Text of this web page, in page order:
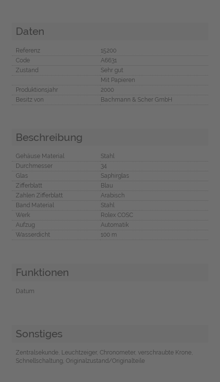
Daten
Referenz
15200
Code
A6631
Zustand
Sehr gut
Mit Papieren
Produktionsjahr
2000
Besitz von
Bachmann & Scher GmbH
Beschreibung
Gehäuse Material
Stahl
Durchmesser
34
Glas
Saphirglas
Zifferblatt
Blau
Zahlen Zifferblatt
Arabisch
Band Material
Stahl
Werk
Rolex COSC
Aufzug
Automatik
Wasserdicht
100 m
Funktionen
Datum
Sonstiges
Zentralsekunde, Leuchtzeiger, Chronometer, verschraubte Krone,
Schnellschaltung, Originalzustand/Originalteile